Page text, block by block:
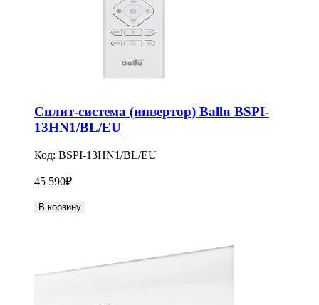
Сплит-система (инвертор) Ballu BSPI-
13HN1/BL/EU
Код: BSPI-13HN1/BL/EU
45 590₽
В корзину